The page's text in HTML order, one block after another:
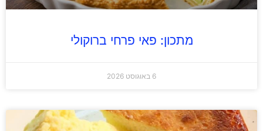
מתכון: פאי פרחי ברוקולי
6 באוגוסט 2026